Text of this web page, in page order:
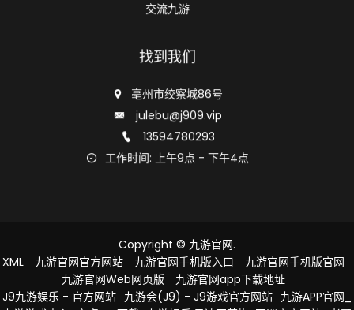
交流九游
找到我们
亳州市绞察城86号
julebu@j909.vip
13594780293
工作时间: 上午9点 - 下午4点
Copyright © 九游官网.
XML
九游官网官方网站 九游官网手机版入口
九游官网手机版官网
九游官网Web网页版
九游官网app下载地址
J9九游娱乐 - 官方网站 九游会(J9) - J9游戏官方网站 九游APP官网_